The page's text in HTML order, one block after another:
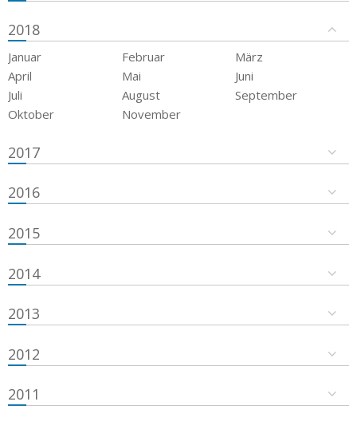
2018
Januar Februar
März
April
Mai
Juni
Juli
August
September
Oktober
November
2017
2016
2015
2014
2013
2012
2011